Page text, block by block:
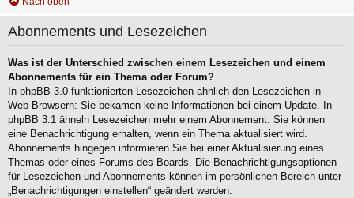
Abonnements und Lesezeichen
Was ist der Unterschied zwischen einem Lesezeichen und einem
Abonnements für ein Thema oder Forum?
In phpBB 3.0 funktionierten Lesezeichen ähnlich den Lesezeichen in
Web-Browsern: Sie bekamen keine Informationen bei einem Update. In
phpBB 3.1 ähneln Lesezeichen mehr einem Abonnement: Sie können
eine Benachrichtigung erhalten, wenn ein Thema aktualisiert wird.
Abonnements hingegen informieren Sie bei einer Aktualisierung eines
Themas oder eines Forums des Boards. Die Benachrichtigungsoptionen
für Lesezeichen und Abonnements können im persönlichen Bereich unter
„Benachrichtigungen einstellen“ geändert werden.